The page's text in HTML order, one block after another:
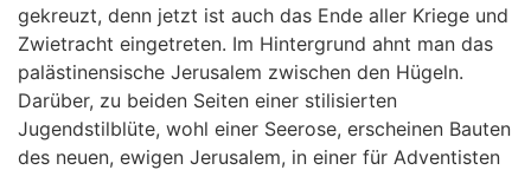
gekreuzt, denn jetzt ist auch das Ende aller Kriege und
Zwietracht eingetreten. Im Hintergrund ahnt man das
palästinensische Jerusalem zwischen den Hügeln.
Darüber, zu beiden Seiten einer stilisierten
Jugendstilblüte, wohl einer Seerose, erscheinen Bauten
des neuen, ewigen Jerusalem, in einer für Adventisten